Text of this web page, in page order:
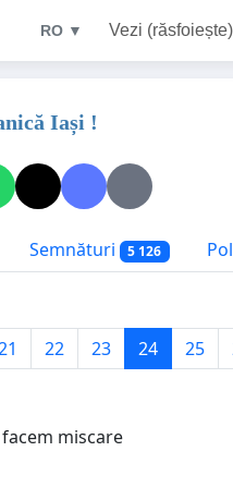
RO ▼ Vezi
Iași !
Semnături 5 126
22 23 24 25
miscare